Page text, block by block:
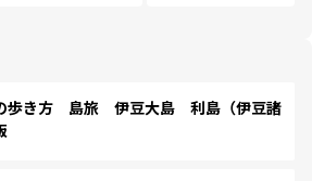
歩き方 島旅 伊豆大島 利島（伊豆諸